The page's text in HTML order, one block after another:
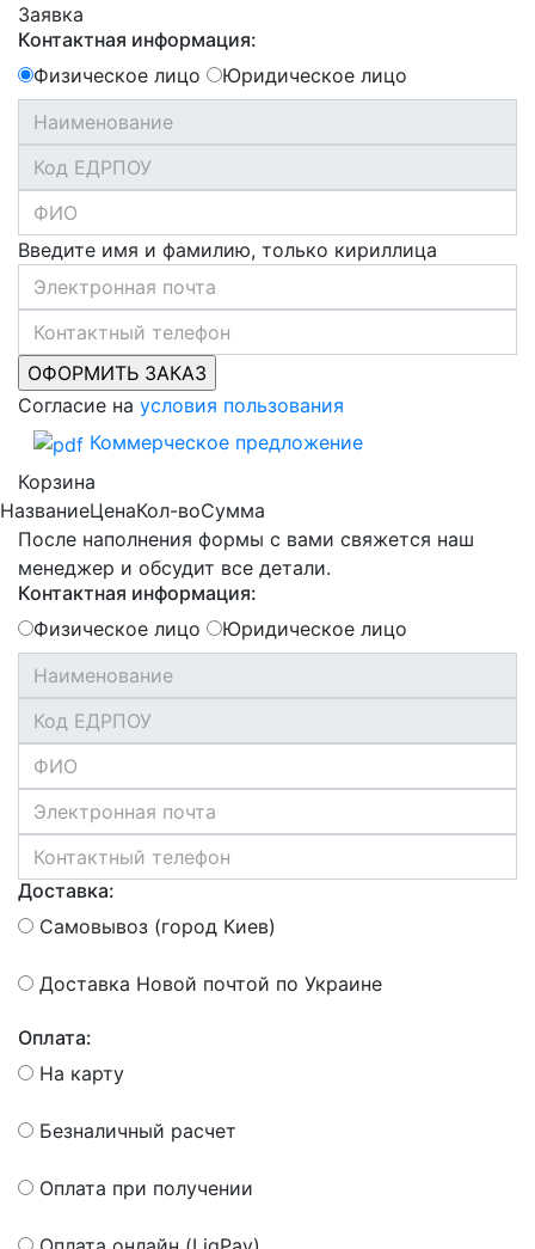
Заявка
Контактная информация:
Физическое лицо
Юридическое лицо
Введите имя и фамилию, только кириллица
Согласие на условия пользования
Коммерческое предложение
Корзина
НазваниеЦенаКол-воСумма
После наполнения формы с вами свяжется наш
менеджер и обсудит все детали.
Контактная информация:
Физическое лицо
Юридическое лицо
Доставка:
Самовывоз (город Киев)
Доставка Новой почтой по Украине
Оплата:
На карту
Безналичный расчет
Оплата при получении